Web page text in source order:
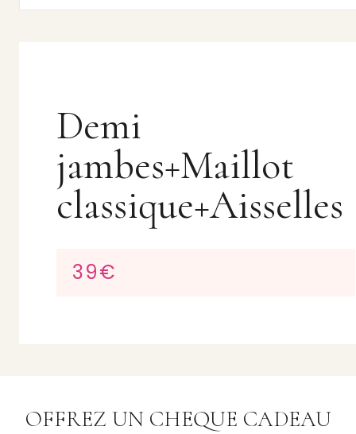
Demi
jambes+Maillot
classique+Aisselles
39€
OFFREZ UN CHEQUE CADEAU